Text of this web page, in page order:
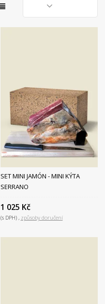
SET MINI JAMÓN - MINI KÝTA
SERRANO
1 025 Kč
(s DPH) způsoby doručení